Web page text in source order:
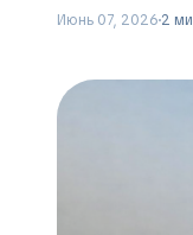
Июнь 07, 2026 2